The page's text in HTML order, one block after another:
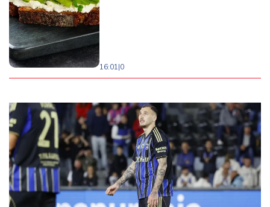
16:01|0